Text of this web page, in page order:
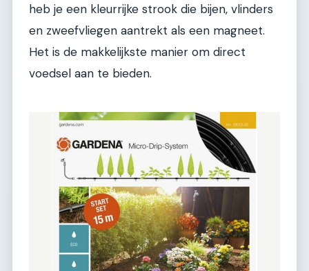
heb je een kleurrijke strook die bijen, vlinders
en zweefvliegen aantrekt als een magneet.
Het is de makkelijkste manier om direct
voedsel aan te bieden.